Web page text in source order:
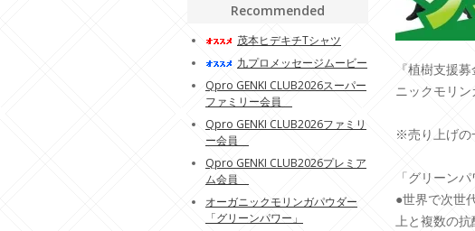
『植樹支援
ニックモリ
※売り上げの
「グリーン
●世界で次世
上と複数の
Recommended
茂本ヒデキチTシャツ
九プロメッセージムービー
Qpro GENKI CLUB2026スーパー
ファミリー会員
Qpro GENKI CLUB2026ファミリ
ー会員
Qpro GENKI CLUB2026プレミア
ム会員
オーガニックモリンガパウダー
「グリーンパワー」